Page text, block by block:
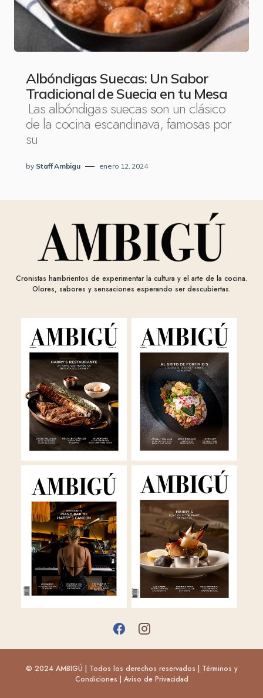
Albóndigas Suecas: Un Sabor
Tradicional de Suecia en tu Mesa
Las albóndigas suecas son un clásico
de la cocina escandinava, famosas por
su
by Staff Ambigu enero 12, 2024
Cronistas hambrientos de experimentar la cultura y el arte de la cocina.
Olores, sabores y sensaciones esperando ser descubiertas.
© 2024 AMBIGÚ | Todos los derechos reservados | Términos y
Condiciones | Aviso de Privacidad